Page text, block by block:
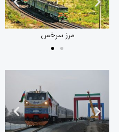
گمرک تهران
مرز سرخس